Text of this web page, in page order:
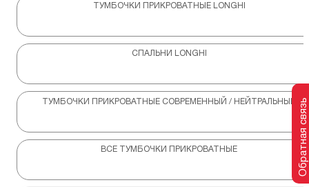
ТУМБОЧКИ ПРИКРОВАТНЫЕ LONGHI
СПАЛЬНИ LONGHI
ТУМБОЧКИ ПРИКРОВАТНЫЕ СОВРЕМЕННЫЙ / НЕЙТРАЛЬНЫЙ
ВСЕ ТУМБОЧКИ ПРИКРОВАТНЫЕ Обратная связь